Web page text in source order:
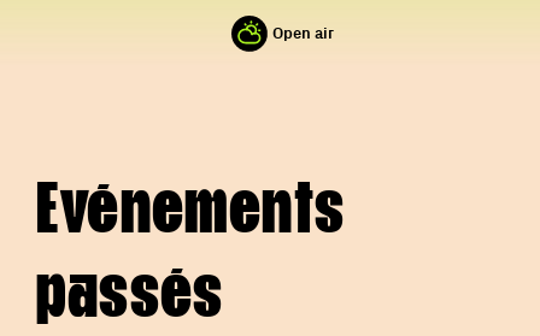
Open air
Evénements
passés